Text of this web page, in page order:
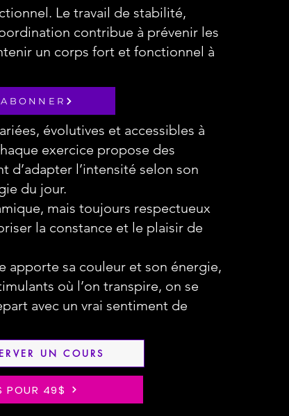
Le travail de stabilité,
contribue à prévenir les
un corps fort et fonctionnel à
évolutives et accessibles à
exercice propose des
d’adapter l’intensité selon son
du jour.
mais toujours respectueux
la constance et le plaisir de
apporte sa couleur et son énergie,
où l’on transpire, on se
avec un vrai sentiment de
UN COURS
POUR 49$